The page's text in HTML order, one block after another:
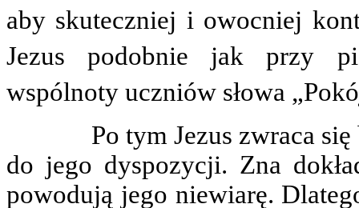
aby skuteczniej i owocniej
Jezus podobnie jak przy
wspólnoty uczniów słowa
Po tym Jezus zwraca się
do jego dyspozycji. Zna
powodują jego niewiarę.